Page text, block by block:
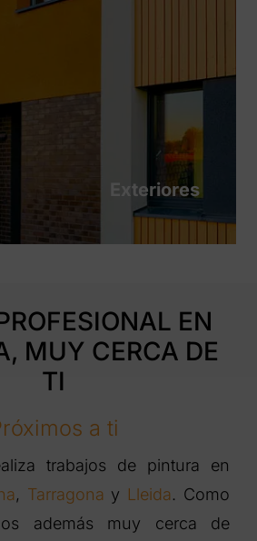
Exteriores
EN
MUY CERCA DE
TI
a ti
trabajos de pintura en
, Tarragona y Lleida. Como
además muy cerca de